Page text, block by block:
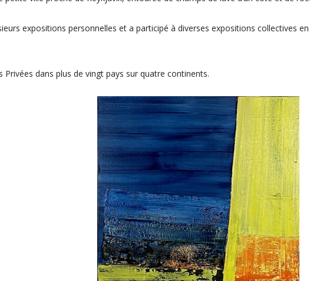
expositions personnelles et a participé à diverses expositions collectives
dans plus de vingt pays sur quatre continents.